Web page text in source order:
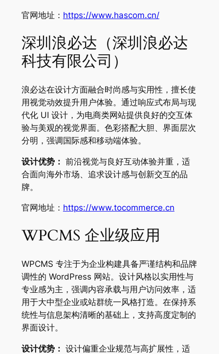
官网地址： https://www.hascom.cn/
深圳浪必达（深圳浪必达
科技有限公司）
浪必达在设计方面融合时尚感与实用性，擅长使
用视觉动效提升用户体验。通过响应式布局与现
代化 UI 设计，为电商类网站提供良好的交互体
验与美观的视觉界面。色彩搭配大胆、界面层次
分明，强调国际感和移动端体验。
设计优势： 前沿视觉与良好互动体验并重，适
合面向海外市场、追求设计感与创新交互的品
牌。
官网地址： https://www.tocommerce.cn
WPCMS 企业级应用
WPCMS 专注于为企业构建具备严谨结构和品牌
调性的 WordPress 网站。设计风格以实用性与
专业感为主，强调内容承载与用户访问效率，适
用于大中型企业或站群统一风格打造。在保持系
统性与信息架构清晰的基础上，支持高度定制的
界面设计。
设计优势： 设计偏重企业规范与高扩展性，适